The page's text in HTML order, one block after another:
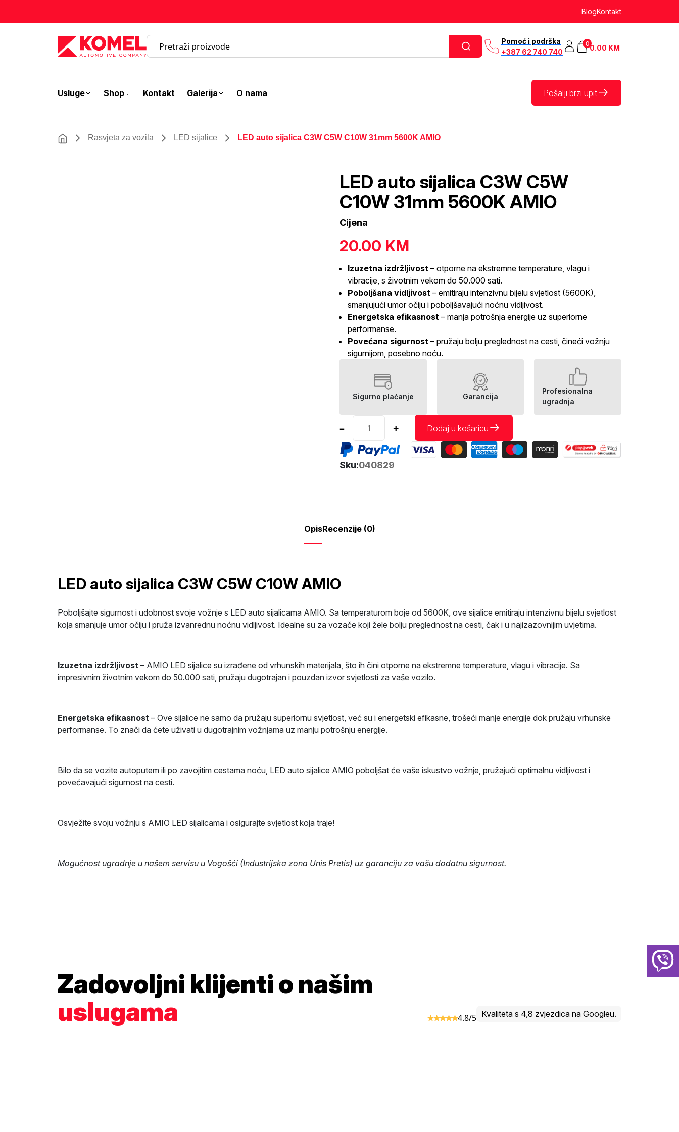
BlogKontakt
Pomoć i podrška
+387 62 740 740
0.00 KM
0
Usluge Shop Kontakt Galerija O nama Pošalji brzi upit
Rasvjeta za vozila LED sijalice LED auto sijalica C3W C5W C10W 31mm 5600K AMIO
LED auto sijalica C3W C5W
C10W 31mm 5600K AMIO
Cijena
20.00 KM
Izuzetna izdržljivost – otporne na ekstremne temperature, vlagu i
vibracije, s životnim vekom do 50.000 sati.
Poboljšana vidljivost – emitiraju intenzivnu bijelu svjetlost (5600K),
smanjujući umor očiju i poboljšavajući noćnu vidljivost.
Energetska efikasnost – manja potrošnja energije uz superiorne
performanse.
Povećana sigurnost – pružaju bolju preglednost na cesti, čineći vožnju
sigurnijom, posebno noću.
Sigurno plaćanje Garancija
Profesionalna
ugradnja
– LED
auto
sijalica
C3W
C5W
količina
+ Dodaj u košaricu
Sku:040829
OpisRecenzije (0)
LED auto sijalica C3W C5W C10W AMIO
Poboljšajte sigurnost i udobnost svoje vožnje s LED auto sijalicama AMIO. Sa temperaturom boje od 5600K, ove sijalice emitiraju intenzivnu bijelu svjetlost
koja smanjuje umor očiju i pruža izvanrednu noćnu vidljivost. Idealne su za vozače koji žele bolju preglednost na cesti, čak i u najizazovnijim uvjetima.
Izuzetna izdržljivost – AMIO LED sijalice su izrađene od vrhunskih materijala, što ih čini otporne na ekstremne temperature, vlagu i vibracije. Sa
impresivnim životnim vekom do 50.000 sati, pružaju dugotrajan i pouzdan izvor svjetlosti za vaše vozilo.
Energetska efikasnost – Ove sijalice ne samo da pružaju superiornu svjetlost, već su i energetski efikasne, trošeći manje energije dok pružaju vrhunske
performanse. To znači da ćete uživati u dugotrajnim vožnjama uz manju potrošnju energije.
Bilo da se vozite autoputem ili po zavojitim cestama noću, LED auto sijalice AMIO poboljšat će vaše iskustvo vožnje, pružajući optimalnu vidljivost i
povećavajući sigurnost na cesti.
Osvježite svoju vožnju s AMIO LED sijalicama i osigurajte svjetlost koja traje!
Mogućnost ugradnje u našem servisu u Vogošći (Industrijska zona Unis Pretis) uz garanciju za vašu dodatnu sigurnost.
Zadovoljni klijenti o našim
uslugama
4.8/5 Kvaliteta s 4,8 zvjezdica na Googleu.